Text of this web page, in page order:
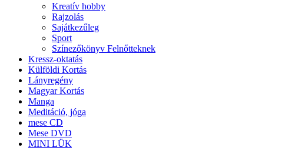
Kreatív hobby
Rajzolás
Sajátkezűleg
Sport
Színezőkönyv Felnőtteknek
Kressz-oktatás
Külföldi Kortás
Lányregény
Magyar Kortás
Manga
Meditáció, jóga
mese CD
Mese DVD
MINI LÜK